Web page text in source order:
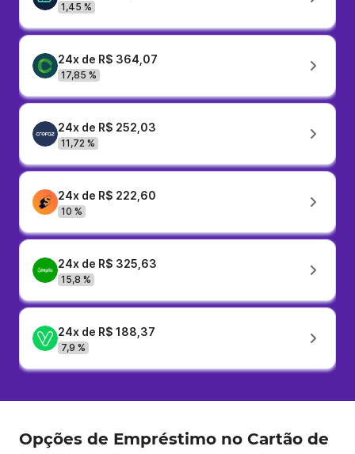
1,45 %
24x de R$ 364,07
17,85 %
24x de R$ 252,03
11,72 %
24x de R$ 222,60
10 %
24x de R$ 325,63
15,8 %
24x de R$ 188,37
7,9 %
Opções de Empréstimo no Cartão de